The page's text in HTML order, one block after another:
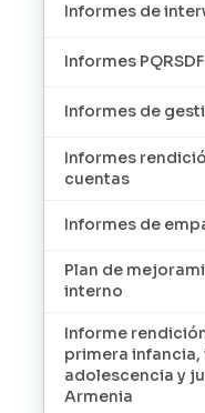
Informes de
Informes PQRSDF
Informes de
Informes
cuentas
Informes de
Plan de
interno
Informe
primera infancia,
adolescencia y
Armenia